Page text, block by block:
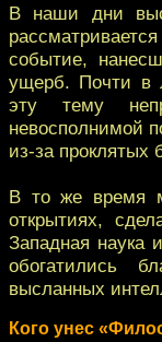
В наши дни
событие,
ущерб. Почти в
эту тему
невосполнимой
из-за проклятых
В то же время
открытиях,
Западная наука
обогатились
высланных
Кого унес